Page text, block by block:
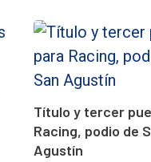
Título y tercer
Racing, podio de
Agustín